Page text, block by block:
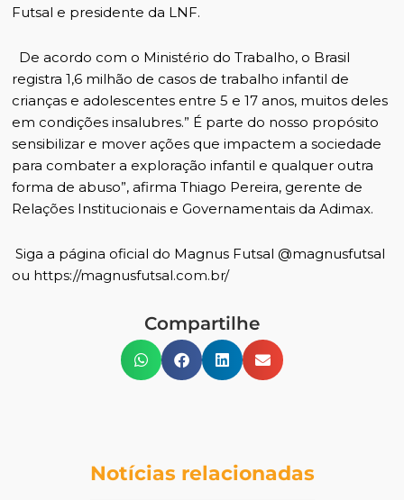
Futsal e presidente da LNF.
De acordo com o Ministério do Trabalho, o Brasil
registra 1,6 milhão de casos de trabalho infantil de
crianças e adolescentes entre 5 e 17 anos, muitos deles
em condições insalubres.” É parte do nosso propósito
sensibilizar e mover ações que impactem a sociedade
para combater a exploração infantil e qualquer outra
forma de abuso”, afirma Thiago Pereira, gerente de
Relações Institucionais e Governamentais da Adimax.
Siga a página oficial do Magnus Futsal @magnusfutsal
ou https://magnusfutsal.com.br/
Compartilhe
Notícias relacionadas